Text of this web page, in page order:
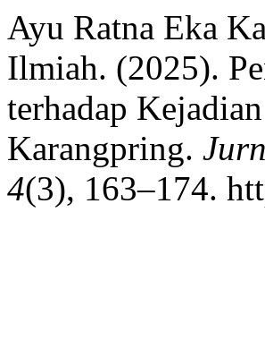
Ayu Ratna Eka
Ilmiah. (2025).
terhadap
Karangpring.
4(3), 163–174.